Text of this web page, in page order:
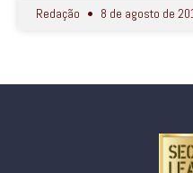
Redação 8 de agosto de